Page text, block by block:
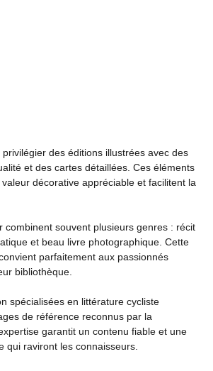
des éditions illustrées avec des
et des cartes détaillées. Ces éléments
décorative appréciable et facilitent la
combinent souvent plusieurs genres : récit
et beau livre photographique. Cette
parfaitement aux passionnés
bibliothèque.
spécialisées en littérature cycliste
de référence reconnus par la
garantit un contenu fiable et une
qui raviront les connaisseurs.